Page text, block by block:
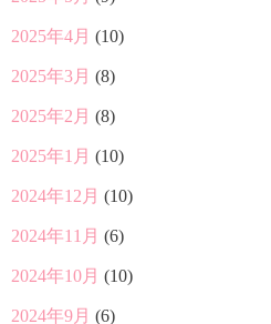
2025年4月 (10)
2025年3月 (8)
2025年2月 (8)
2025年1月 (10)
2024年12月 (10)
2024年11月 (6)
2024年10月 (10)
2024年9月 (6)